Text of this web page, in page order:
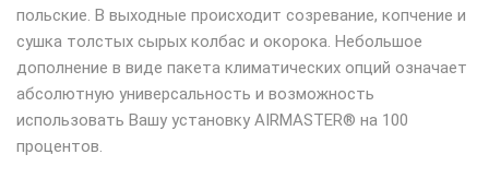
польские. В выходные происходит созревание, копчение и
сушка толстых сырых колбас и окорока. Небольшое
дополнение в виде пакета климатических опций означает
абсолютную универсальность и возможность
использовать Вашу установку AIRMASTER® на 100
процентов.